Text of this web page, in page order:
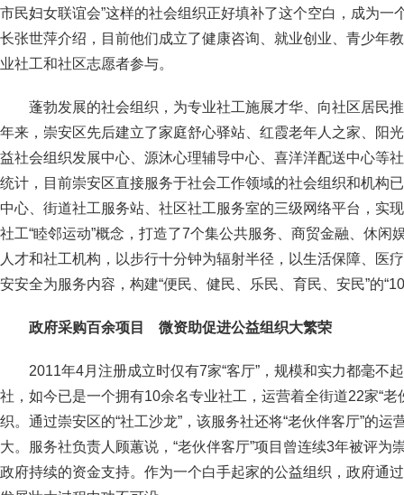
市民妇女联谊会”这样的社会组织正好填补了这个空白，成为一
长张世萍介绍，目前他们成立了健康咨询、就业创业、青少年
业社工和社区志愿者参与。
蓬勃发展的社会组织，为专业社工施展才华、向社区居民
年来，崇安区先后建立了家庭舒心驿站、红霞老年人之家、阳
益社会组织发展中心、源沐心理辅导中心、喜洋洋配送中心等
统计，目前崇安区直接服务于社会工作领域的社会组织和机构
中心、街道社工服务站、社区社工服务室的三级网络平台，实
社工“睦邻运动”概念，打造了7个集公共服务、商贸金融、休闲
人才和社工机构，以步行十分钟为辐射半径，以生活保障、医
安安全为服务内容，构建“便民、健民、乐民、育民、安民”的
政府采购百余项目 微资助促进公益组织大繁荣
2011年4月注册成立时仅有7家“客厅”，规模和实力都毫不
社，如今已是一个拥有10余名专业社工，运营着全街道22家“老
织。通过崇安区的“社工沙龙”，该服务社还将“老伙伴客厅”的
大。服务社负责人顾蕙说，“老伙伴客厅”项目曾连续3年被评为
政府持续的资金支持。作为一个白手起家的公益组织，政府通